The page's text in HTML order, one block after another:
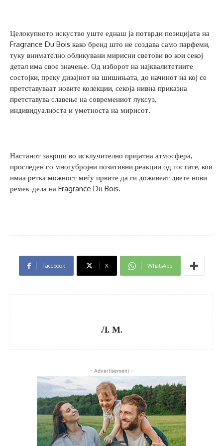
Целокупното искуство уште еднаш ја потврди позицијата на
Fragrance Du Bois како бренд што не создава само парфеми,
туку внимателно обликувани мирисни светови во кои секој
детал има свое значење. Од изборот на најквалитетните
состојки, преку дизајнот на шишињата, до начинот на кој се
претставуваат новите колекции, секоја нивна приказна
претставува славење на современиот луксуз,
индивидуалноста и уметноста на мирисот.
Настанот заврши во исклучително пријатна атмосфера,
проследен со многубројни позитивни реакции од гостите, кои
имаа ретка можност меѓу првите да ги доживеат двете нови
ремек-дела на Fragrance Du Bois.
Facebook X WhatsApp
Л. М.
- Advertisement -